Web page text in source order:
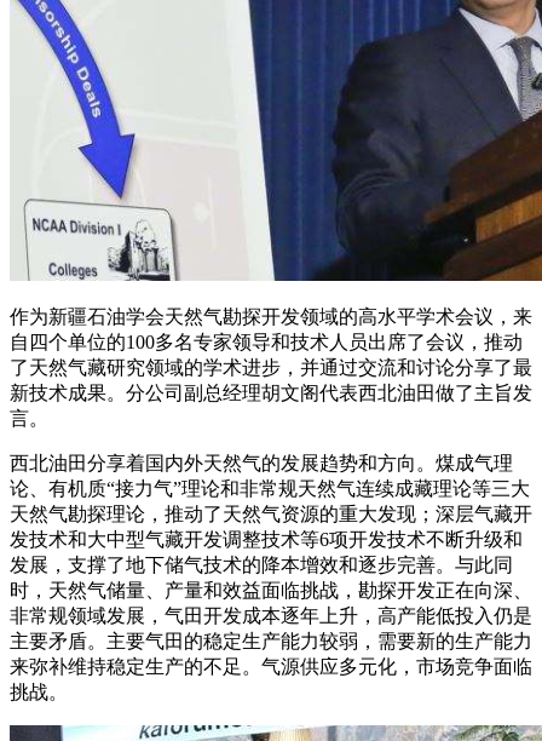
作为新疆石油学会天然气勘探开发领域的高水平学术会议，来
自四个单位的100多名专家领导和技术人员出席了会议，推动
了天然气藏研究领域的学术进步，并通过交流和讨论分享了最
新技术成果。分公司副总经理胡文阁代表西北油田做了主旨发
言。
西北油田分享着国内外天然气的发展趋势和方向。煤成气理
论、有机质“接力气”理论和非常规天然气连续成藏理论等三大
天然气勘探理论，推动了天然气资源的重大发现；深层气藏开
发技术和大中型气藏开发调整技术等6项开发技术不断升级和
发展，支撑了地下储气技术的降本增效和逐步完善。与此同
时，天然气储量、产量和效益面临挑战，勘探开发正在向深、
非常规领域发展，气田开发成本逐年上升，高产能低投入仍是
主要矛盾。主要气田的稳定生产能力较弱，需要新的生产能力
来弥补维持稳定生产的不足。气源供应多元化，市场竞争面临
挑战。